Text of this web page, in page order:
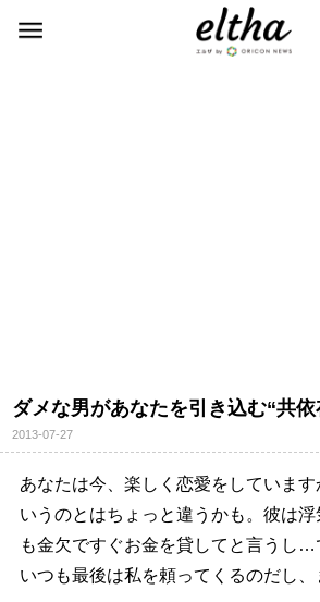
ダメな男があなたを引き込む“共依
2013-07-27
あなたは今、楽しく恋愛をしていま
いうのとはちょっと違うかも。彼は
も金欠ですぐお金を貸してと言うし…
いつも最後は私を頼ってくるのだし、